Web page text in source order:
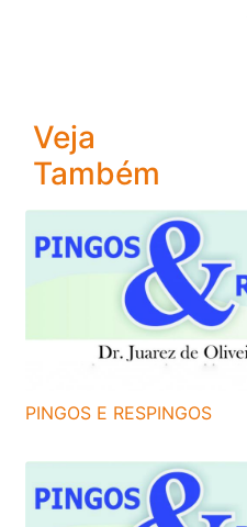
Veja
Também
PINGOS E RESPINGOS